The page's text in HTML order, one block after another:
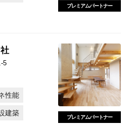
プレミアムパートナー
5
性能
建築
プレミアムパートナー